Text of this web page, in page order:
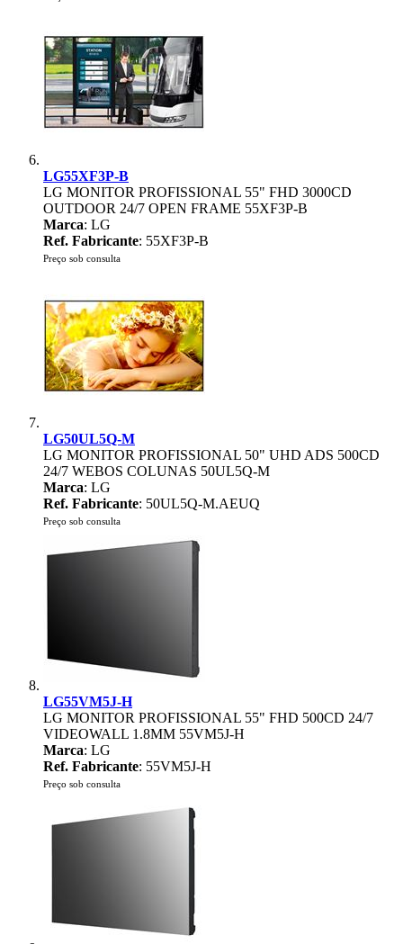
LG55XF3P-B
LG MONITOR PROFISSIONAL 55" FHD 3000CD
OUTDOOR 24/7 OPEN FRAME 55XF3P-B
Marca: LG
Ref. Fabricante: 55XF3P-B
Preço sob consulta
LG50UL5Q-M
LG MONITOR PROFISSIONAL 50" UHD ADS 500CD
24/7 WEBOS COLUNAS 50UL5Q-M
Marca: LG
Ref. Fabricante: 50UL5Q-M.AEUQ
Preço sob consulta
LG55VM5J-H
LG MONITOR PROFISSIONAL 55" FHD 500CD 24/7
VIDEOWALL 1.8MM 55VM5J-H
Marca: LG
Ref. Fabricante: 55VM5J-H
Preço sob consulta